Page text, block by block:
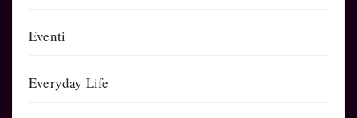
Eventi
Everyday Life